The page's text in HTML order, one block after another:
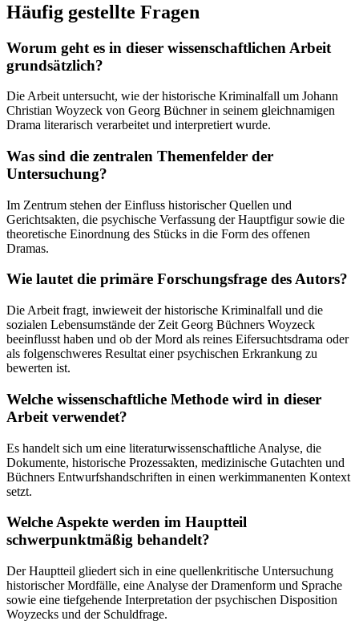
Häufig gestellte Fragen
Worum geht es in dieser wissenschaftlichen Arbeit
grundsätzlich?
Die Arbeit untersucht, wie der historische Kriminalfall um Johann
Christian Woyzeck von Georg Büchner in seinem gleichnamigen
Drama literarisch verarbeitet und interpretiert wurde.
Was sind die zentralen Themenfelder der
Untersuchung?
Im Zentrum stehen der Einfluss historischer Quellen und
Gerichtsakten, die psychische Verfassung der Hauptfigur sowie die
theoretische Einordnung des Stücks in die Form des offenen
Dramas.
Wie lautet die primäre Forschungsfrage des Autors?
Die Arbeit fragt, inwieweit der historische Kriminalfall und die
sozialen Lebensumstände der Zeit Georg Büchners Woyzeck
beeinflusst haben und ob der Mord als reines Eifersuchtsdrama oder
als folgenschweres Resultat einer psychischen Erkrankung zu
bewerten ist.
Welche wissenschaftliche Methode wird in dieser
Arbeit verwendet?
Es handelt sich um eine literaturwissenschaftliche Analyse, die
Dokumente, historische Prozessakten, medizinische Gutachten und
Büchners Entwurfshandschriften in einen werkimmanenten Kontext
setzt.
Welche Aspekte werden im Hauptteil
schwerpunktmäßig behandelt?
Der Hauptteil gliedert sich in eine quellenkritische Untersuchung
historischer Mordfälle, eine Analyse der Dramenform und Sprache
sowie eine tiefgehende Interpretation der psychischen Disposition
Woyzecks und der Schuldfrage.